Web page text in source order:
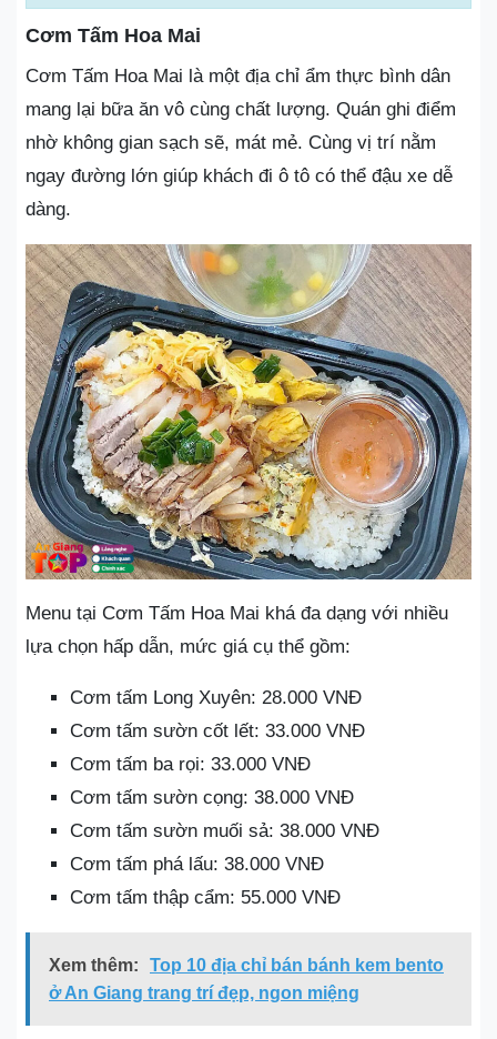
Cơm Tấm Hoa Mai
Cơm Tấm Hoa Mai là một địa chỉ ẩm thực bình dân
mang lại bữa ăn vô cùng chất lượng. Quán ghi điểm
nhờ không gian sạch sẽ, mát mẻ. Cùng vị trí nằm
ngay đường lớn giúp khách đi ô tô có thể đậu xe dễ
dàng.
Menu tại Cơm Tấm Hoa Mai khá đa dạng với nhiều
lựa chọn hấp dẫn, mức giá cụ thể gồm:
Cơm tấm Long Xuyên: 28.000 VNĐ
Cơm tấm sườn cốt lết: 33.000 VNĐ
Cơm tấm ba rọi: 33.000 VNĐ
Cơm tấm sườn cọng: 38.000 VNĐ
Cơm tấm sườn muối sả: 38.000 VNĐ
Cơm tấm phá lấu: 38.000 VNĐ
Cơm tấm thập cẩm: 55.000 VNĐ
Xem thêm:
Top 10 địa chỉ bán bánh kem bento
ở An Giang trang trí đẹp, ngon miệng